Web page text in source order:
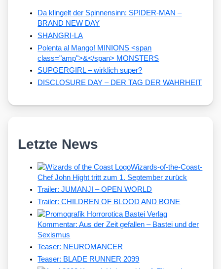
Da klingelt der Spinnensinn: SPIDER-MAN –
BRAND NEW DAY
SHANGRI-LA
Polenta al Mango! MINIONS <span
class="amp">&</span> MONSTERS
SUPGERGIRL – wirklich super?
DISCLOSURE DAY – DER TAG DER WAHRHEIT
Letzte News
Wizards-of-the-Coast-
Chef John Hight tritt zum 1. September zurück
Trailer: JUMANJI – OPEN WORLD
Trailer: CHILDREN OF BLOOD AND BONE
Kommentar: Aus der Zeit gefallen – Bastei und der
Sexismus
Teaser: NEUROMANCER
Teaser: BLADE RUNNER 2099